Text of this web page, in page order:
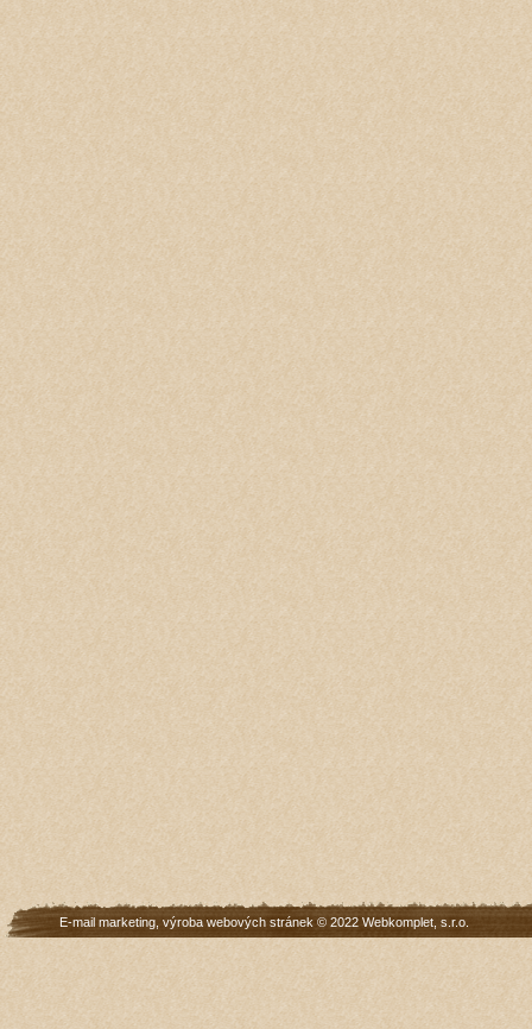
E-mail marketing výroba webových stránek © 2022 Webkomplet, s.r.o.